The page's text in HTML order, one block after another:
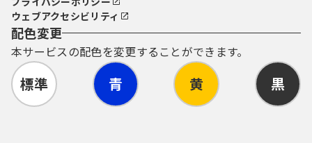
ウェブアクセシビリティ
配色変更
本サービスの配色を変更することができます。
標準 青 黄 黒